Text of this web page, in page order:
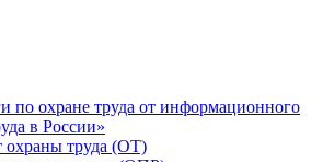
по охране труда от информационного
в России»
охраны труда (ОТ)